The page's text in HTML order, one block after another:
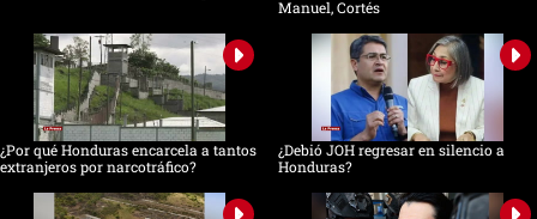
Manuel, Cortés
¿Por qué Honduras encarcela a tantos
extranjeros por narcotráfico?
¿Debió JOH regresar en silencio a
Honduras?